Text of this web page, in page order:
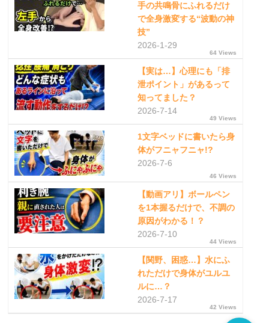
手の共鳴骨にふれるだけ
で全身激変する“波動の神
技”
2026-1-29
64 Views
【実は…】心理にも「排
泄ポイント」があるって
知ってました？
2026-7-14
49 Views
1文字ベッドに書いたら身
体がフニャフニャ!?
2026-7-6
46 Views
【動画アリ】ボールペン
を1本握るだけで、不調の
原因がわかる！？
2026-7-10
44 Views
【関野、困惑…】水にふ
れただけで身体がユルユ
ルに…？
2026-7-17
42 Views